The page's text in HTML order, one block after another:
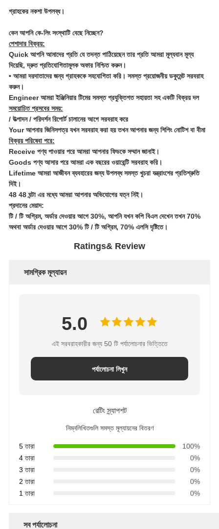
গ্রাহকের নকশা উপলব্ধ।
কেন আপনি কে-লিং সংস্থাটি বেছে নিচ্ছেন?
পেশাদার বিক্রয়:
Quick আপনি আমাদের প্রতি যে তদন্ত পাঠিয়েছেন তার প্রতি আমরা মূল্যবান মূল্য
দিয়েছি, দ্রুত প্রতিযোগিতামূলক অফার নিশ্চিত করুন।
• আমরা দরদাতাদের জন্য গ্রাহককে সহযোগিতা করি। সমস্ত প্রয়োজনীয় ডকুমেন্ট সরবরাহ
করুন।
Engineer আমরা ইঞ্জিনিয়ার টিমের সমস্ত প্রযুক্তিগত সহায়তা সহ একটি বিক্রয় দল
সময়োচিত প্রসবের সময়:
/ উত্পাদন / পরিদর্শন রিপোর্ট চালানের আগে সরবরাহ করে
Your আপনার জিনিসপত্র যখন সরবরাহ করা হয় তখন আপনার জন্য শিপিং নোটিশ বা বীমা
বিক্রয় পরিষেবা পরে:
Receive পণ্য পাওয়ার পরে আমরা আপনার ফিডকে সম্মান জানাই।
Goods পণ্য আসার পরে আমরা এক বছরের ওয়ারেন্টি সরবরাহ করি।
Lifetime আমরা আজীবন ব্যবহারের জন্য উপলব্ধ সমস্ত খুচরা যন্ত্রাংশের প্রতিশ্রুতি
দিই।
48 48 ঘন্টা এর মধ্যে আমরা আপনার অভিযোগের যত্ন নিই।
প্রদানের মেয়াদ:
টি / টি অগ্রিম, অর্ডার দেওয়ার আগে 30%, আপনি যখন কপি বিএল দেখেন তখন 70%
অথবা অর্ডার দেওয়ার আগে 30% টি / টি অগ্রিম, 70% এলসি দৃষ্টিতে।
Ratings& Review
সামগ্রিক মূল্যায়ন
5.0
এই সরবরাহকারীর জন্য 50 টি পর্যালোচনার ভিত্তিতে
পর্যালোচনা লিখুন
রেটিং স্ন্যাপশট
নিম্নলিখিতগুলি সমস্ত মূল্যায়নের বিতরণ
5 তারা
100%
4 তারা
0%
3 তারা
0%
2 তারা
0%
1 তারা
0%
সব পর্যালোচনা